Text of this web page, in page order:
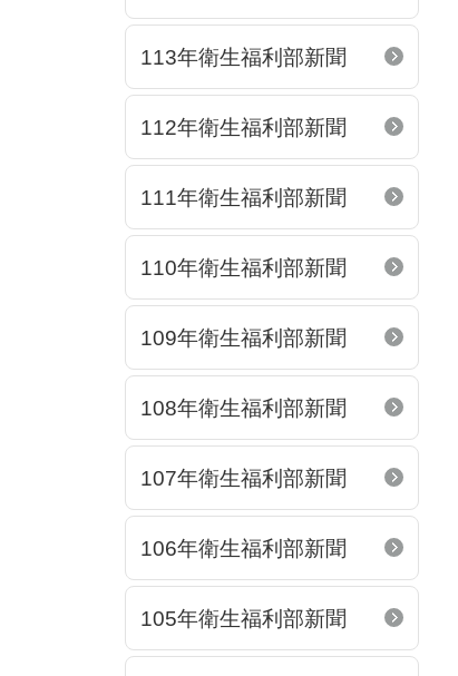
113年衛生福利部新聞
112年衛生福利部新聞
111年衛生福利部新聞
110年衛生福利部新聞
109年衛生福利部新聞
108年衛生福利部新聞
107年衛生福利部新聞
106年衛生福利部新聞
105年衛生福利部新聞